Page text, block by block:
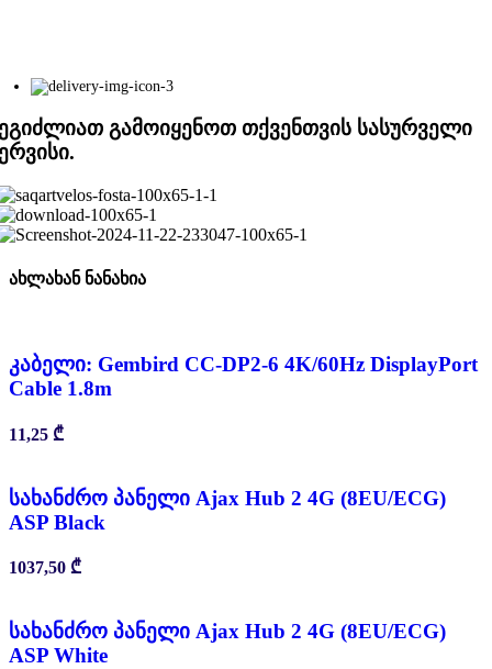
გამოიყენოთ თქვენთვის სასურველი
ახლახან ნანახია
კაბელი: Gembird CC-DP2-6 4K/60Hz DisplayPort
Cable 1.8m
11,25 ₾
სახანძრო პანელი Ajax Hub 2 4G (8EU/ECG)
ASP Black
1037,50 ₾
სახანძრო პანელი Ajax Hub 2 4G (8EU/ECG)
ASP White